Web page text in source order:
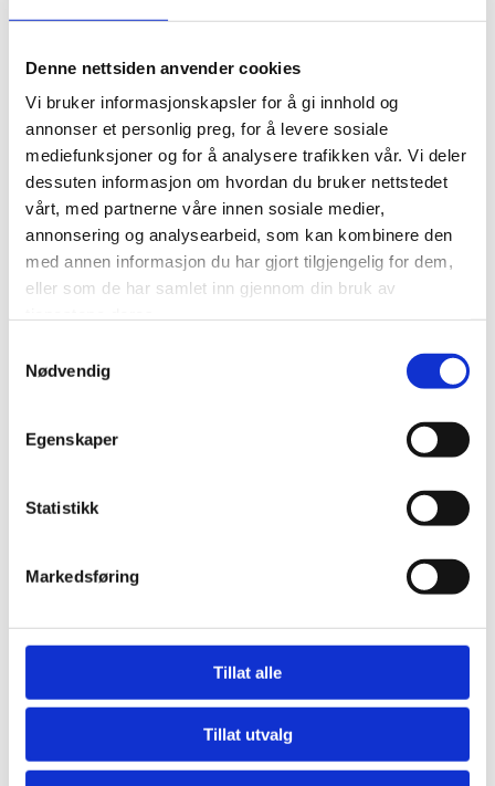
Denne nettsiden anvender cookies
Vi bruker informasjonskapsler for å gi innhold og
annonser et personlig preg, for å levere sosiale
mediefunksjoner og for å analysere trafikken vår. Vi deler
dessuten informasjon om hvordan du bruker nettstedet
vårt, med partnerne våre innen sosiale medier,
annonsering og analysearbeid, som kan kombinere den
med annen informasjon du har gjort tilgjengelig for dem,
eller som de har samlet inn gjennom din bruk av
Nødvendig
Egenskaper
Statistikk
Markedsføring
Tillat alle
Tillat utvalg
velger de sikreste løsningene.
Våre samarbeidspartnere står for garanti og support. Sammen med
oss leveres dette med individuell tilpasning.
Kontakt oss!
Ønsker du å be om et pristilbud, å bestille varer eller har andre
henvendelser, kan du:
22 74 44 60